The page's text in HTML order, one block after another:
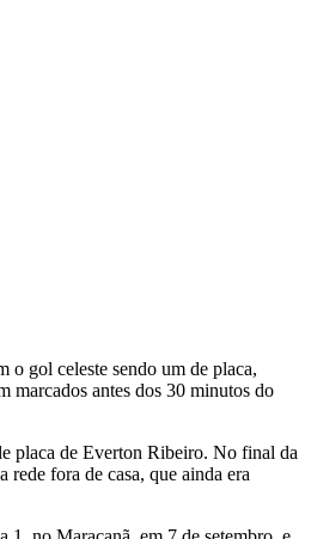
o gol celeste sendo um de placa,
marcados antes dos 30 minutos do
placa de Everton Ribeiro. No final da
fora de casa, que ainda era